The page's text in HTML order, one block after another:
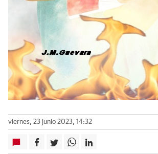
viernes, 23 junio 2023, 14:32